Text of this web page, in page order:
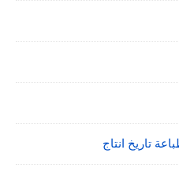
تاريخ انتاج